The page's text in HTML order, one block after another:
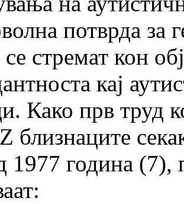
потврда за
стремат кон
кај
Како прв труд
близнаците
1977 година